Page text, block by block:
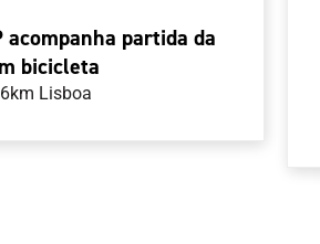
acompanha partida da
bicicleta
Lisboa